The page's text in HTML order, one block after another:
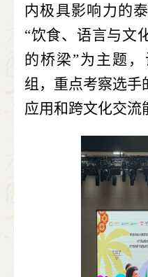
内极具影响力的
“饮食、语言与文
的桥梁”为主题
组，重点考察选手
应用和跨文化交流